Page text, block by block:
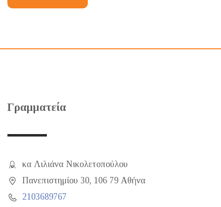
Γραμματεία
κα Λιλιάνα Νικολετοπούλου
Πανεπιστημίου 30, 106 79 Αθήνα
2103689767